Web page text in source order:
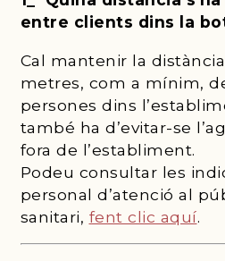
entre clients dins la
Cal mantenir la distància
metres, com a mínim,
persones dins
també ha d’evitar-se
fora de l’establiment.
Podeu consultar les
personal d’atenció al
sanitari, fent clic aquí.